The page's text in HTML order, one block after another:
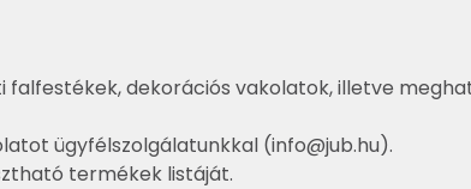
falfestékek, dekorációs vakolatok, illetve
ügyfélszolgálatunkkal (info@jub.hu).
termékek listáját.